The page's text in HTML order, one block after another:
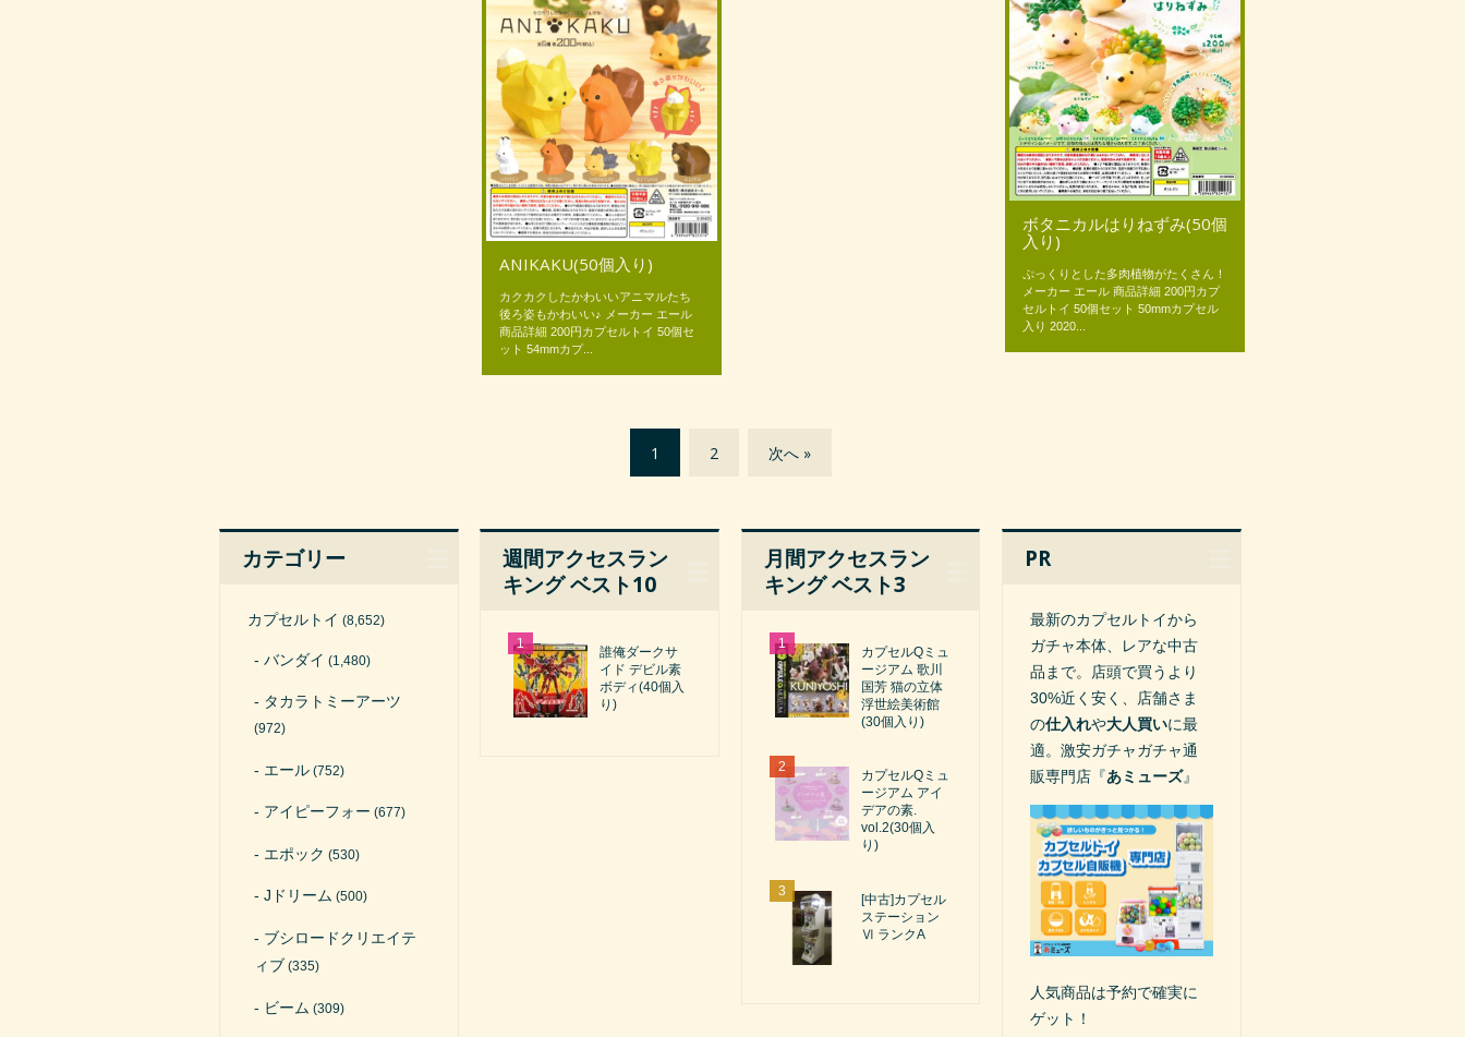
ボタニカルはりねずみ(50個
入り)
ぷっくりとした多肉植物がたくさん！
メーカー エール 商品詳細 200円カプ
セルトイ 50個セット 50mmカプセル
入り 2020...
ANIKAKU(50個入り)
カクカクしたかわいいアニマルたち
後ろ姿もかわいい♪ メーカー エール
商品詳細 200円カプセルトイ 50個セ
ット 54mmカプ...
1 2 次へ »
カテゴリー
カプセルトイ (8,652)
バンダイ (1,480)
タカラトミーアーツ
(972)
エール(752)
アイピーフォー (677)
エポック (530)
Jドリーム (500)
ブシロードクリエイテ
ィブ (335)
ビーム (309)
週間アクセスラン
キング ベスト10
誰俺ダークサ
イド デビル素
ボディ(40個入
り)
月間アクセスラン
キング ベスト3
カプセルQミュ
ージアム 歌川
国芳 猫の立体
浮世絵美術館
(30個入り)
カプセルQミュ
ージアム アイ
デアの素.
vol.2(30個入
り)
[中古]カプセル
ステーション
Ⅵ ランクA
PR
最新のカプセルトイから
ガチャ本体、レアな中古
品まで。店頭で買うより
30%近く安く、店舗さま
の仕入れや大人買いに最
適。激安ガチャガチャ通
販専門店『あミューズ』
人気商品は予約で確実に
ゲット！